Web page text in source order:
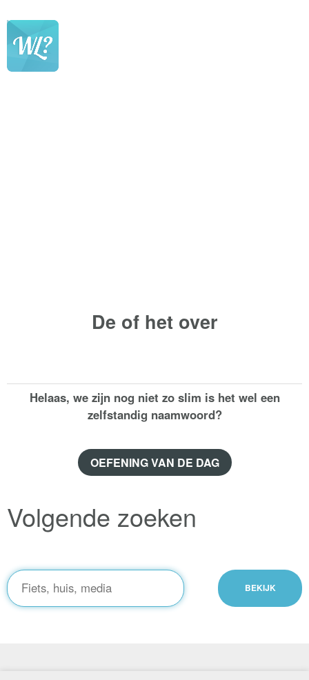
De of het over
Helaas, we zijn nog niet zo slim is het wel een
zelfstandig naamwoord?
OEFENING VAN DE DAG
Volgende zoeken